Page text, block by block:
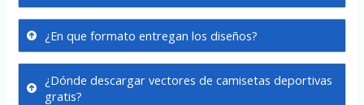
¿En que formato entregan los diseños?
¿Dónde descargar vectores de camisetas deportivas
gratis?